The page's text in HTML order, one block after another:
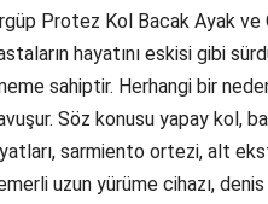
Protez Kol Bacak Ayak ve
hayatını eskisi gibi
sahiptir. Herhangi bir
Söz konusu yapay kol,
sarmiento ortezi, alt
uzun yürüme cihazı,